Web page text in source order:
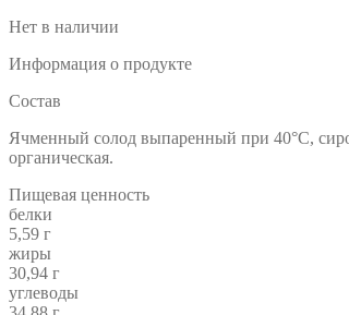
Нет в наличии
Информация о продукте
Состав
Ячменный солод выпаренный при 40°С,
органическая.
Пищевая ценность
белки
5,59 г
жиры
30,94 г
углеводы